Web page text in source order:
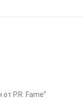
P.R. Fame”